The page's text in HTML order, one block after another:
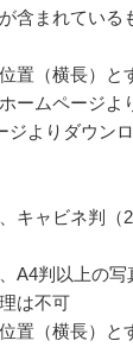
含まれている
置（横長）と
ームページよ
よりダウンロ
キャビネ判（
A4判以上の写
は不可
置（横長）と